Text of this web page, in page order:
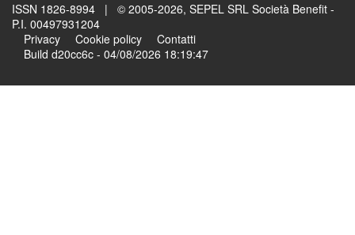
ISSN 1826-8994 | © 2005-2026, SEPEL SRL Società Benefit -
P.I. 00497931204
Privacy
Cookie policy
Contatti
Build d20cc6c - 04/08/2026 18:19:47